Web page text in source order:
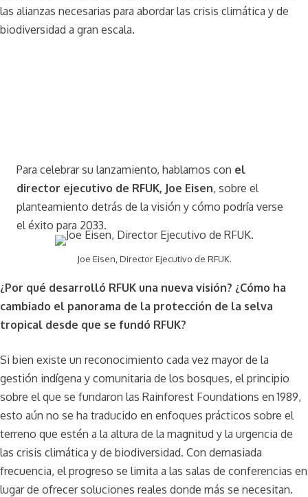
las alianzas necesarias para abordar las crisis climática y de
biodiversidad a gran escala.
Para celebrar su lanzamiento, hablamos con el
director ejecutivo de RFUK, Joe Eisen, sobre el
planteamiento detrás de la visión y cómo podría verse
el éxito para 2033.
Joe Eisen, Director Ejecutivo de RFUK.
¿Por qué desarrolló RFUK una nueva visión? ¿Cómo ha
cambiado el panorama de la protección de la selva
tropical desde que se fundó RFUK?
Si bien existe un reconocimiento cada vez mayor de la
gestión indígena y comunitaria de los bosques, el principio
sobre el que se fundaron las Rainforest Foundations en 1989,
esto aún no se ha traducido en enfoques prácticos sobre el
terreno que estén a la altura de la magnitud y la urgencia de
las crisis climática y de biodiversidad. Con demasiada
frecuencia, el progreso se limita a las salas de conferencias en
lugar de ofrecer soluciones reales donde más se necesitan.